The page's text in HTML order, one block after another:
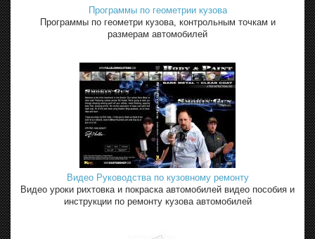
Программы по геометрии кузова
Программы по геометри кузова, контрольным точкам и
размерам автомобилей
Видео Руководства по кузовному ремонту
Видео уроки рихтовка и покраска автомобилей видео пособия и
инструкции по ремонту кузова автомобилей